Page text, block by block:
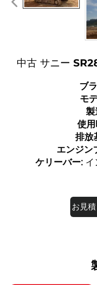
中古 サニー
ブ
モ
製
使
排放
エンジン
ケリーバー:
お見